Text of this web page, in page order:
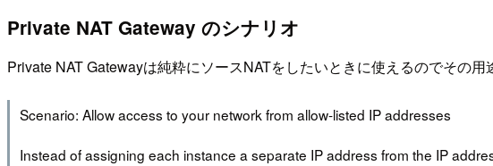
Private NAT Gateway のシナリオ
Private NAT Gatewayは純粋にソースNATをしたいときに使えるのでその用
Scenario: Allow access to your network from allow-listed IP addresses
Instead of assigning each instance a separate IP address from the IP